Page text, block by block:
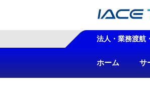
法人・業務渡航
ホーム サ